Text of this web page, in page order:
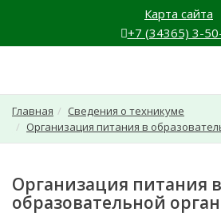
Карта сайта
+7 (34365) 3-
Главная
Сведения о техникуме
Организация питания в
Организация питания в
образовательной